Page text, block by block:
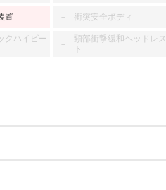
置 － 衝突安全ボディ
クハイビー
－
頸部衝撃緩和ヘッドレス
ト
運転席/助手席/サイド